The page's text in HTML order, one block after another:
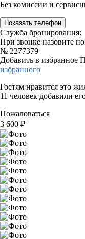
Без комиссии и
Показать телефон
Служба бронирования:
При звонке назовите
№ 2277379
Добавить в избранное
избранного
Гостям нравится это
11 человек добавили
Пожаловаться
3 600 ₽